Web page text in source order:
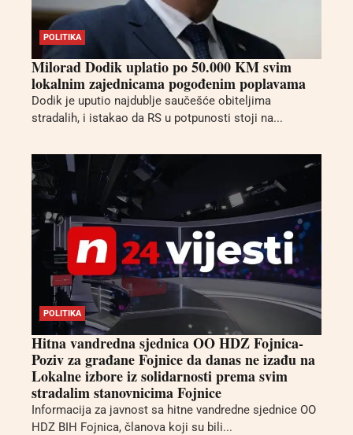
POLITIKA
Milorad Dodik uplatio po 50.000 KM svim
lokalnim zajednicama pogođenim poplavama
Dodik je uputio najdublje saučešće obiteljima
stradalih, i istakao da RS u potpunosti stoji na...
POLITIKA
Hitna vandredna sjednica OO HDZ Fojnica-
Poziv za građane Fojnice da danas ne izađu na
Lokalne izbore iz solidarnosti prema svim
stradalim stanovnicima Fojnice
Informacija za javnost sa hitne vandredne sjednice OO
HDZ BIH Fojnica, članova koji su bili...